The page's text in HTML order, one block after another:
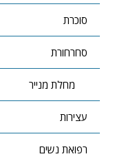
סוכרת
סחרחורת
מחלת מנייר
עצירות
רפואת נשים